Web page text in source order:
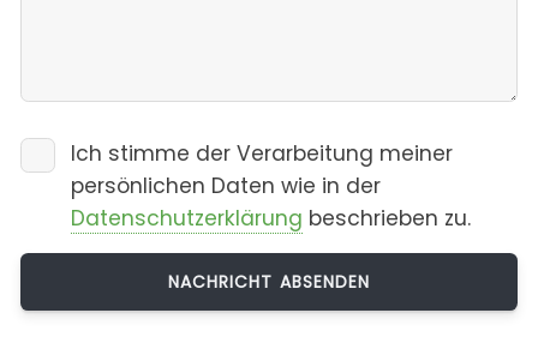
Ich stimme der Verarbeitung meiner
persönlichen Daten wie in der
Datenschutzerklärung beschrieben zu.